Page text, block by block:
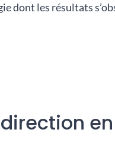
dont les résultats